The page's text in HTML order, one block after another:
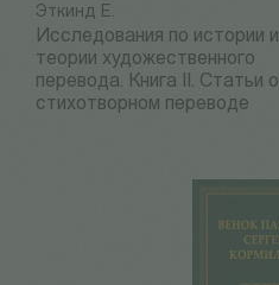
Эткинд Е.
Исследования по истории и
теории художественного
перевода. Книга II. Статьи о
стихотворном переводе